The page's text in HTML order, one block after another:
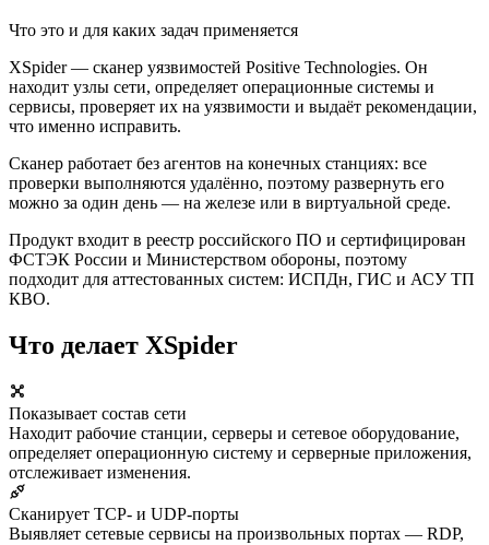
Что это и для каких задач применяется
XSpider — сканер уязвимостей Positive Technologies. Он
находит узлы сети, определяет операционные системы и
сервисы, проверяет их на уязвимости и выдаёт рекомендации,
что именно исправить.
Сканер работает без агентов на конечных станциях: все
проверки выполняются удалённо, поэтому развернуть его
можно за один день — на железе или в виртуальной среде.
Продукт входит в реестр российского ПО и сертифицирован
ФСТЭК России и Министерством обороны, поэтому
подходит для аттестованных систем: ИСПДн, ГИС и АСУ ТП
КВО.
Что делает XSpider
Показывает состав сети
Находит рабочие станции, серверы и сетевое оборудование,
определяет операционную систему и серверные приложения,
отслеживает изменения.
Сканирует TCP- и UDP-порты
Выявляет сетевые сервисы на произвольных портах — RDP,